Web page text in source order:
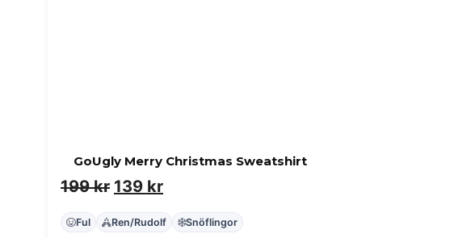
GoUgly Merry Christmas Sweatshirt
199kr Det
ursprungliga
139 krDet
nuvarande
Ful Ren/Rudolf Snöflingor